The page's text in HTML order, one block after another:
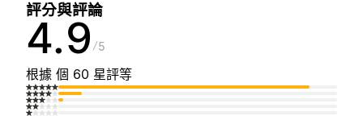
評分與評論
4.9 5
根據 個 60 星評等